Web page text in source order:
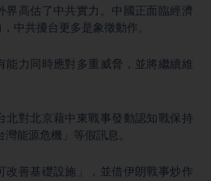
界高估了中共實力。中國正面臨經濟
中共擾台更多是象徵動作。
能力同時應對多重威脅，並將繼續維
北對北京藉中東戰事發動認知戰保持
能源危機」等假訊息。
改善基礎設施」，並借伊朗戰事炒作